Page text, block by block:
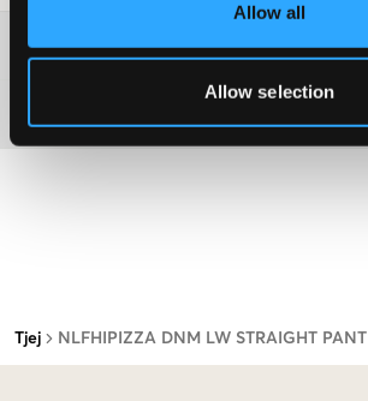
Allow all
Allow selection
Tjej NLFHIPIZZA DNM LW STRAIGHT PANT
Mer information om tvättråd